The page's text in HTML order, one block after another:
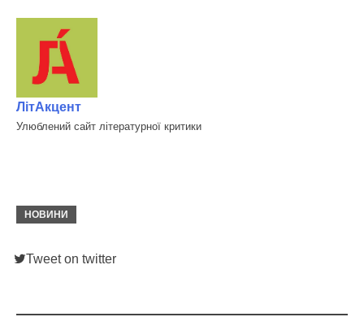
ЛітАкцент
Улюблений сайт літературної критики
НОВИНИ
Tweet on twitter